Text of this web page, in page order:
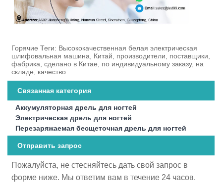
Горячие Теги: Высококачественная белая электрическая
шлифовальная машина, Китай, производители, поставщики,
фабрика, сделано в Китае, по индивидуальному заказу, на
складе, качество
Связанная категория
Аккумуляторная дрель для ногтей
Электрическая дрель для ногтей
Перезаряжаемая бесщеточная дрель для ногтей
Отправить запрос
Пожалуйста, не стесняйтесь дать свой запрос в
форме ниже. Мы ответим вам в течение 24 часов.